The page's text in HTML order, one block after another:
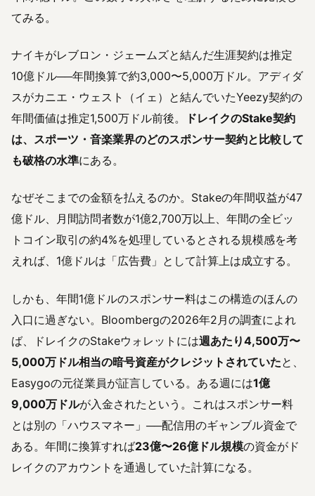
てみる。
ナイキがレブロン・ジェームズと結んだ生涯契約は推定
10億ドル──年間換算で約3,000〜5,000万ドル。アディダ
スがカニエ・ウェスト（イェ）と結んでいたYeezy契約の
年間価値は推定1,500万ドル前後。
ドレイクのStake契約
は、スポーツ・音楽業界のどのスポンサー契約と比較して
も破格の水準にある。
なぜそこまでの金額を払えるのか。Stakeの年間収益が47
億ドル、月間訪問者数が1億2,700万以上、年間の全ビッ
トコイン取引の約4%を処理しているとされる規模感を考
えれば、1億ドルは「広告費」として計算上は成立する。
しかも、年間1億ドルのスポンサー料はこの構造のほんの
入口に過ぎない。Bloombergの2026年2月の調査によれ
ば、ドレイクのStakeウォレットには週あたり4,500万〜
5,000万ドル相当の暗号資産がクレジットされていたと、
Easygoの元従業員が証言している。ある週には1億
9,000万ドルが入金されたという。これはスポンサー料
とは別の「ハウスマネー」──配信用のギャンブル資金で
ある。年間に換算すれば23億〜26億ドル規模の資金がド
レイクのアカウントを通過していた計算になる。